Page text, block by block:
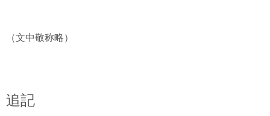
（文中敬称略）
追記